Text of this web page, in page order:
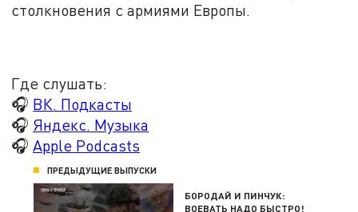
столкновения с армиями Европы.
Где слушать:
🎧 ВК. Подкасты
🎧 Яндекс. Музыка
🎧Apple Podcasts
ПРЕДЫДУЩИЕ ВЫПУСКИ
БОРОДАЙ И ПИНЧУК:
ВОЕВАТЬ НАДО БЫСТРО!